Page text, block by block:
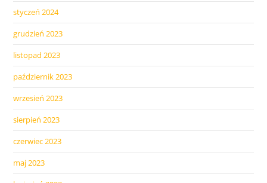
styczeń 2024
grudzień 2023
listopad 2023
październik 2023
wrzesień 2023
sierpień 2023
czerwiec 2023
maj 2023